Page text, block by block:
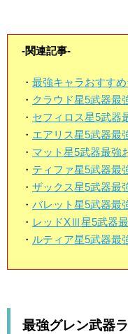
-関連記事-
・ 最強キャラおすす
・ クラウド星5武器最
・ セフィロス星5武器
・ エアリス星5武器最
・ マット星5武器最強
・ ティファ星5武器最
・ ザックス星5武器最
・ バレット星5武器最
・ レッドXⅢ星5武器
・ ルティア星5武器最
最強グレン武器